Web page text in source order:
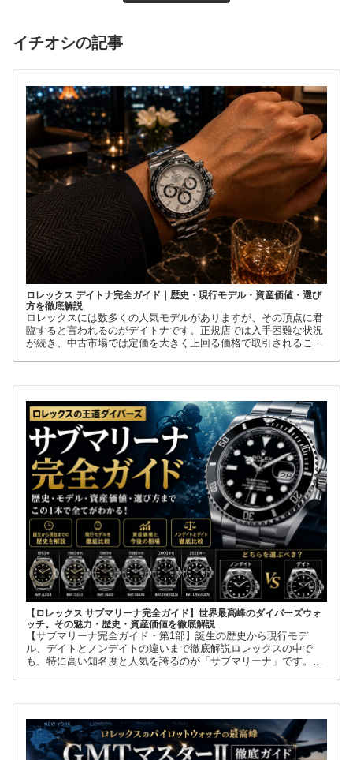
イチオシの記事
ロレックス デイトナ完全ガイド｜歴史・現行モデル・資産価値・選び
方を徹底解説
ロレックスには数多くの人気モデルがありますが、その頂点に君
臨すると言われるのがデイトナです。正規店では入手困難な状況
が続き、中古市場では定価を大きく上回る価格で取引されること
【ロレックス サブマリーナ完全ガイド】世界最高峰のダイバーズウォ
ッチ。その魅力・歴史・資産価値を徹底解説
【サブマリーナ完全ガイド・第1部】誕生の歴史から現行モデ
ル、デイトとノンデイトの違いまで徹底解説ロレックスの中で
も、特に高い知名度と人気を誇るのが「サブマリーナ」です。高